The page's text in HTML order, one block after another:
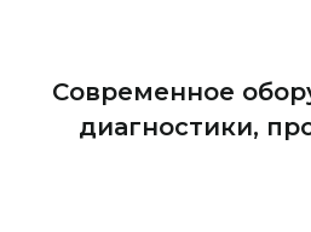
Современное
диагностики,